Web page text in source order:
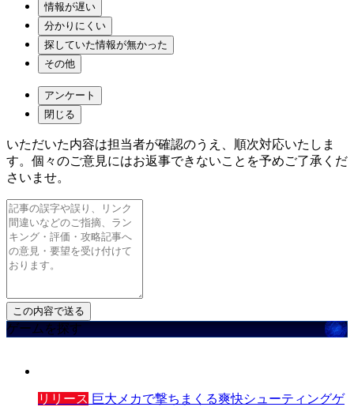
情報が遅い
分かりにくい
探していた情報が無かった
その他
アンケート
閉じる
いただいた内容は担当者が確認のうえ、順次対応いたしま
す。個々のご意見にはお返事できないことを予めご了承くだ
さいませ。
ゲームを探す
リリース 巨大メカで撃ちまくる爽快シューティングゲ